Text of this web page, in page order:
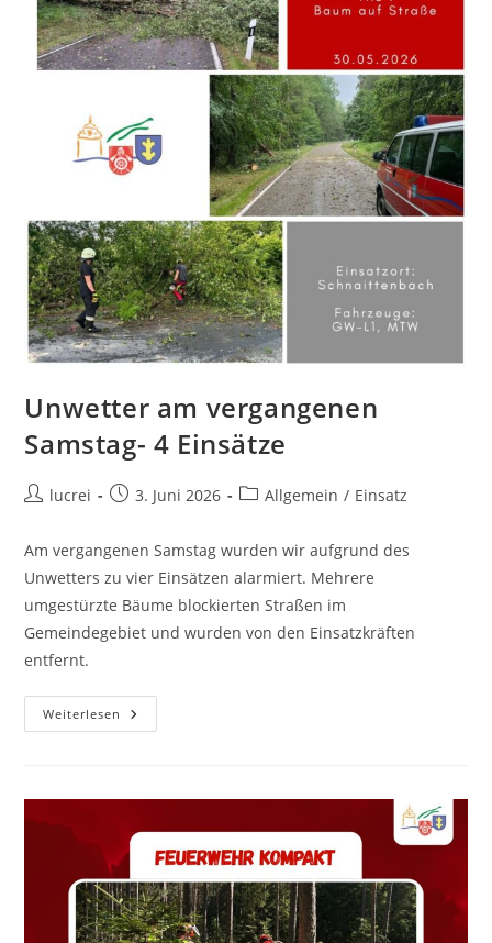
Unwetter am vergangenen
Samstag- 4 Einsätze
lucrei 3. Juni 2026 Allgemein / Einsatz
Am vergangenen Samstag wurden wir aufgrund des
Unwetters zu vier Einsätzen alarmiert. Mehrere
umgestürzte Bäume blockierten Straßen im
Gemeindegebiet und wurden von den Einsatzkräften
entfernt.
Weiterlesen